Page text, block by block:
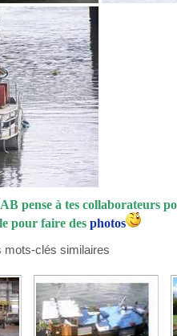
pense à tes collaborateurs
pour faire des photos
mots-clés similaires